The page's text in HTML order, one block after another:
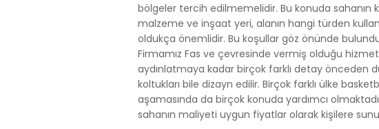
bölgeler tercih edilmemelidir. Bu konuda sahanın
malzeme ve inşaat yeri, alanın hangi türden
oldukça önemlidir. Bu koşullar göz önünde
Firmamız Fas ve çevresinde vermiş olduğu
aydınlatmaya kadar birçok farklı detay önceden
koltukları bile dizayn edilir. Birçok farklı ülke
aşamasında da birçok konuda yardımcı
sahanın maliyeti uygun fiyatlar olarak kişilere